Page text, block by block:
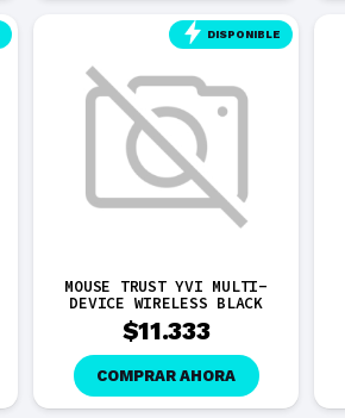
DISPONIBLE
MOUSE TRUST YVI MULTI-
DEVICE WIRELESS BLACK
$11.333
COMPRAR AHORA